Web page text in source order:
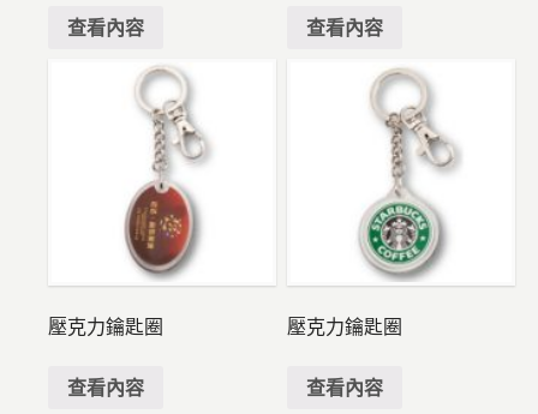
查看內容 查看內容
壓克力鑰匙圈
查看內容
壓克力鑰匙圈
查看內容